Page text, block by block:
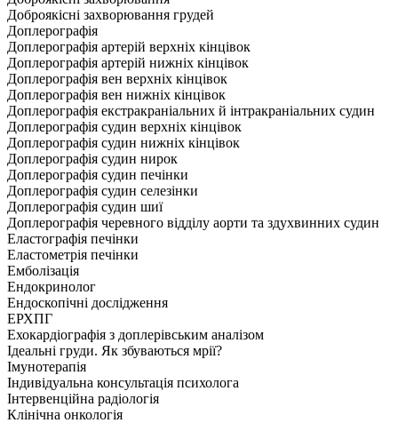
Доброякісні захворювання грудей
Доплерографія
Доплерографія артерій верхніх кінцівок
Доплерографія артерій нижніх кінцівок
Доплерографія вен верхніх кінцівок
Доплерографія вен нижніх кінцівок
Доплерографія екстракраніальних й інтракраніальних судин
Доплерографія судин верхніх кінцівок
Доплерографія судин нижніх кінцівок
Доплерографія судин нирок
Доплерографія судин печінки
Доплерографія судин селезінки
Доплерографія судин шиї
Доплерографія черевного відділу аорти та здухвинних судин
Еластографія печінки
Еластометрія печінки
Емболізація
Ендокринолог
Ендоскопічні дослідження
ЕРХПГ
Ехокардіографія з доплерівським аналізом
Ідеальні груди. Як збуваються мрії?
Імунотерапія
Індивідуальна консультація психолога
Інтервенційна радіологія
Клінічна онкологія